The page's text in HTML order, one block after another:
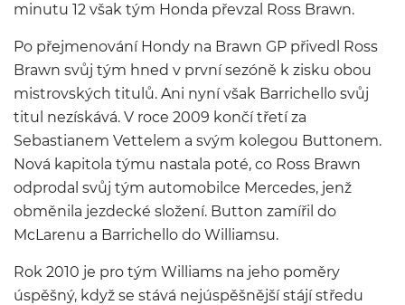
minutu 12 však tým Honda převzal Ross Brawn.
Po přejmenování Hondy na Brawn GP přivedl Ross
Brawn svůj tým hned v první sezóně k zisku obou
mistrovských titulů. Ani nyní však Barrichello svůj
titul nezískává. V roce 2009 končí třetí za
Sebastianem Vettelem a svým kolegou Buttonem.
Nová kapitola týmu nastala poté, co Ross Brawn
odprodal svůj tým automobilce Mercedes, jenž
obměnila jezdecké složení. Button zamířil do
McLarenu a Barrichello do Williamsu.
Rok 2010 je pro tým Williams na jeho poměry
úspěšný, když se stává nejúspěšnější stájí středu